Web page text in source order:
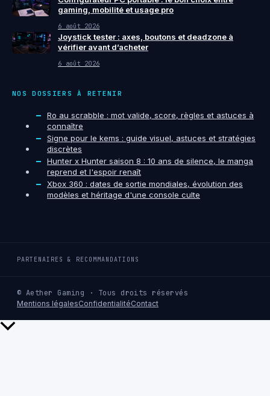
gaming, mobilité et usage pro
6 août 2026
Joystick tester : axes, boutons et deadzone à
vérifier avant d’acheter
6 août 2026
NOS DOSSIERS À RETENIR
Ro au scrabble : mot valide, score, règles et astuces à
connaître
Signe pour le kems : guide visuel, astuces et stratégies
discrètes
Hunter x Hunter saison 8 : 10 ans de silence, le manga
reprend et l'espoir renaît
Xbox 360 : dates de sortie mondiales, évolution des
modèles et héritage d'une console culte
PARTENAIRES & RECOMMANDATIONS
© Aether Gaming · Tous droits réservés
Mentions légalesConfidentialitéContact